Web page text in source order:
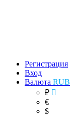
Регистрация
Вход
Валюта RUB
₽
€
$